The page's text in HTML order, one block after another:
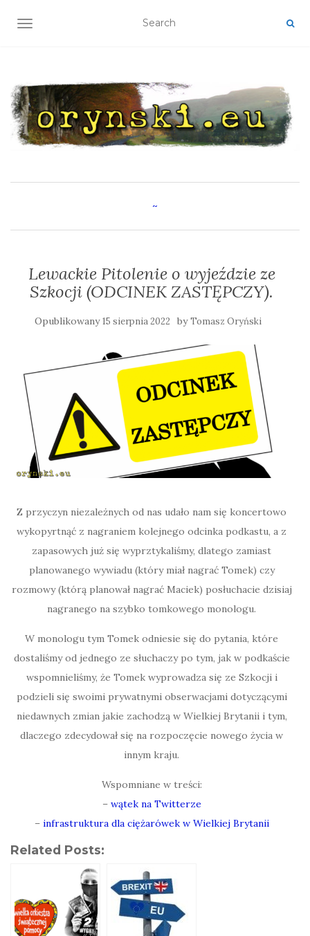
TOGGLE NAVIGATION
~
Lewackie Pitolenie o wyjeździe ze
Szkocji (ODCINEK ZASTĘPCZY).
Opublikowany15 sierpnia 2022 byTomasz Oryński
Z przyczyn niezależnych od nas udało nam się koncertowo
wykopyrtnąć z nagraniem kolejnego odcinka podkastu, a z
zapasowych już się wyprztykaliśmy, dlatego zamiast
planowanego wywiadu (który miał nagrać Tomek) czy
rozmowy (którą planował nagrać Maciek) posłuchacie dzisiaj
nagranego na szybko tomkowego monologu.
W monologu tym Tomek odniesie się do pytania, które
dostaliśmy od jednego ze słuchaczy po tym, jak w podkaście
wspomnieliśmy, że Tomek wyprowadza się ze Szkocji i
podzieli się swoimi prywatnymi obserwacjami dotyczącymi
niedawnych zmian jakie zachodzą w Wielkiej Brytanii i tym,
dlaczego zdecydował się na rozpoczęcie nowego życia w
innym kraju.
Wspomniane w treści:
– wątek na Twitterze
– infrastruktura dla ciężarówek w Wielkiej Brytanii
Related Posts: